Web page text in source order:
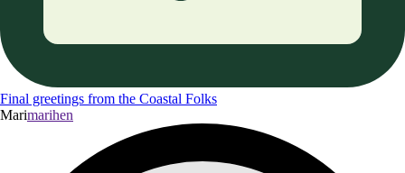
Final greetings from the Coastal Folks
Marimarihen